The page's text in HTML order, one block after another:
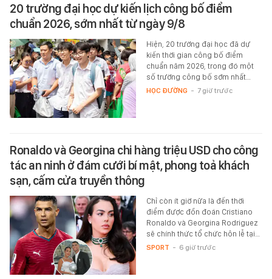
20 trường đại học dự kiến lịch công bố điểm
chuẩn 2026, sớm nhất từ ngày 9/8
Hiện, 20 trường đại học đã dự
kiến thời gian công bố điểm
chuẩn năm 2026, trong đó một
số trường công bố sớm nhất…
HỌC ĐƯỜNG - 7 giờ trước
Ronaldo và Georgina chi hàng triệu USD cho công
tác an ninh ở đám cưới bí mật, phong toả khách
sạn, cấm cửa truyền thông
Chỉ còn ít giờ nữa là đến thời
điểm được đồn đoán Cristiano
Ronaldo và Georgina Rodriguez
sẽ chính thức tổ chức hôn lễ tại…
SPORT - 6 giờ trước